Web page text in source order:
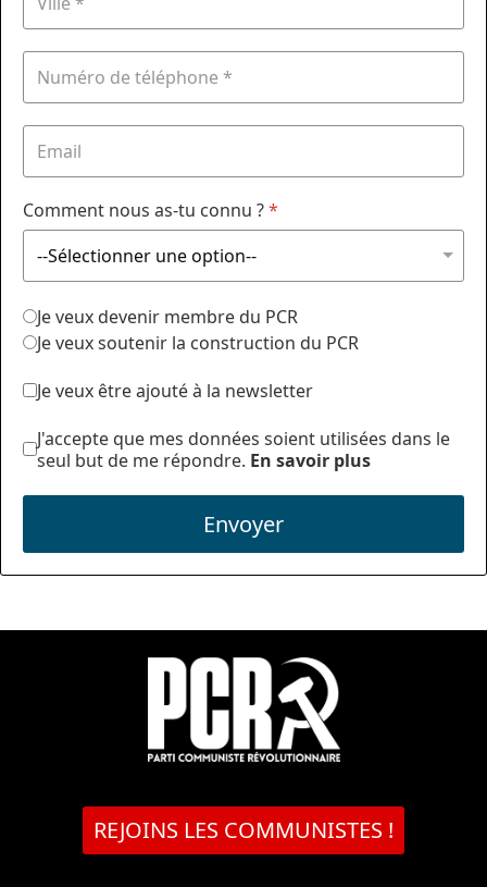
Comment nous as-tu connu ?*
Je veux devenir membre du PCR
Je veux soutenir la construction du PCR
Je veux être ajouté à la newsletter
J'accepte que mes données soient utilisées dans le
seul but de me répondre. En savoir plus
Envoyer
REJOINS LES COMMUNISTES !